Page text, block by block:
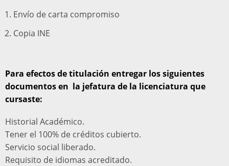
Envío de carta compromiso
Copia INE
Para efectos de titulación entregar los siguientes
documentos en la jefatura de la licenciatura que
cursaste:
Historial Académico.
Tener el 100% de créditos cubierto.
Servicio social liberado.
Requisito de idiomas acreditado.